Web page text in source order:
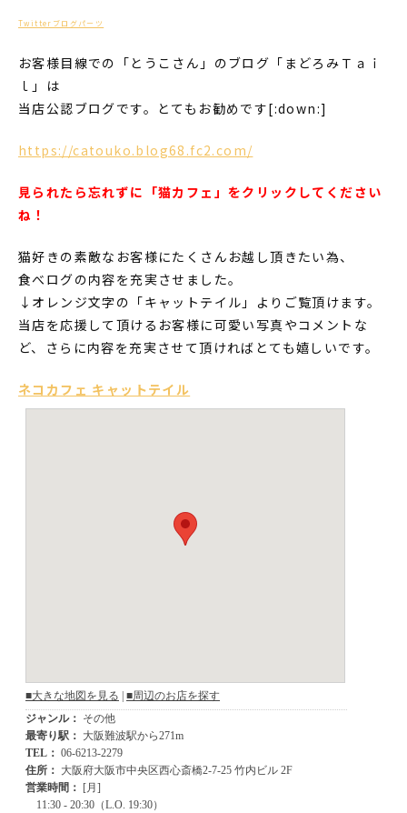
Twitterブログパーツ
お客様目線での「とうこさん」のブログ「まどろみＴａｉ
ｌ」は
当店公認ブログです。とてもお勧めです[:down:]
https://catouko.blog68.fc2.com/
見られたら忘れずに「猫カフェ」をクリックしてください
ね！
猫好きの素敵なお客様にたくさんお越し頂きたい為、
食べログの内容を充実させました。
↓オレンジ文字の「キャットテイル」よりご覧頂けます。
当店を応援して頂けるお客様に可愛い写真やコメントな
ど、さらに内容を充実させて頂ければとても嬉しいです。
ネコカフェ キャットテイル